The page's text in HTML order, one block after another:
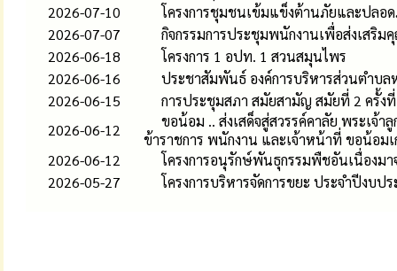
2026-07-10
โครงการชุมชนเข้มแข็งต้านภัยและปลอ
2026-07-07
กิจกรรมการประชุมพนักงานเพื่อส่งเสริ
2026-06-18
โครงการ 1 อปท. 1 สวนสมุนไพร
2026-06-16
ประชาสัมพันธ์ องค์การบริหารส่วนตำบ
2026-06-15
การประชุมสภา สมัยสามัญ สมัยที่ 2 ครั้ง
2026-06-12
ขอน้อม .. ส่งเสด็จสู่สวรรค์คาลัย พระเจ้
ข้าราชการ พนักงาน และเจ้าหน้าที่ ขอน้อมเ
2026-06-12
โครงการอนุรักษ์พันธุกรรมพืชอันเนื่องม
2026-05-27
โครงการบริหารจัดการขยะ ประจำปีงบป